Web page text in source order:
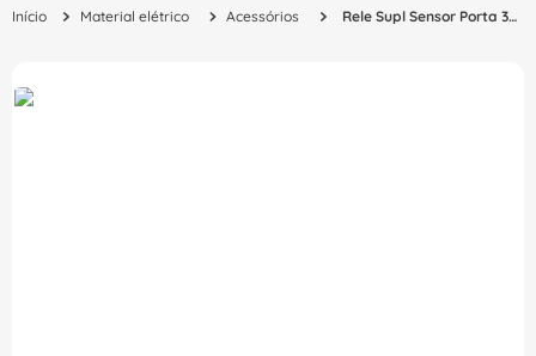
Material elétrico Acessórios Rele Supl Sensor Porta 346250 - Pial Legrand
º disjuntor